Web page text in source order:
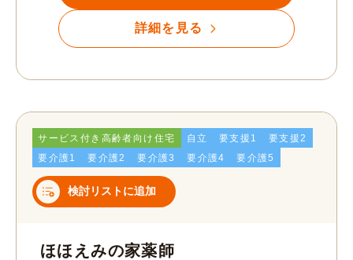
詳細を見る
サービス付き高齢者向け住宅 自立 要支援1
要支援2
要介護1
要介護2 要介護3 要介護4 要介護5
検討リストに追加
ほほえみの家薬師